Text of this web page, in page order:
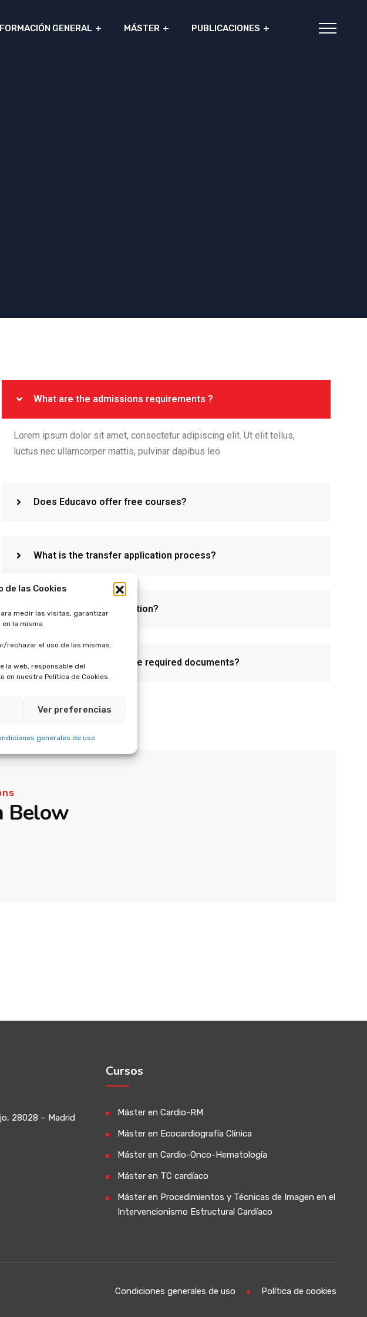
las Cookies
medir las visitas, garantizar
la misma.
rechazar el uso de las mismas.
la web, responsable del
nuestra Política de Cookies.
Ver preferencias
generales de uso
GENERAL MÁSTER PUBLICACIONES
What are the admissions requirements ?
Lorem ipsum dolor sit amet, consectetur adipiscing elit. Ut elit tellus,
luctus nec ullamcorper mattis, pulvinar dapibus leo.
Does Educavo offer free courses?
What is the transfer application process?
What is distance education?
How I have to submit the required documents?
Below
28028 – Madrid
Cursos
Máster en Cardio-RM
Máster en Ecocardiografía Clínica
Máster en Cardio-Onco-Hematología
Máster en TC cardíaco
Máster en Procedimientos y Técnicas de Imagen en el
Intervencionismo Estructural Cardíaco
Condiciones generales de uso Política de cookies